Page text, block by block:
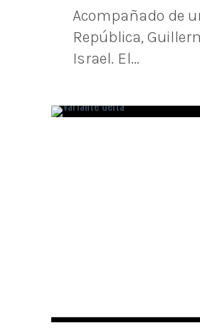
Acompañado de
República,
Israel. El...